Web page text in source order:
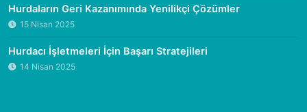
Hurdaların Geri Kazanımında Yenilikçi Çözümler
15 Nisan 2025
Hurdacı İşletmeleri İçin Başarı Stratejileri
14 Nisan 2025